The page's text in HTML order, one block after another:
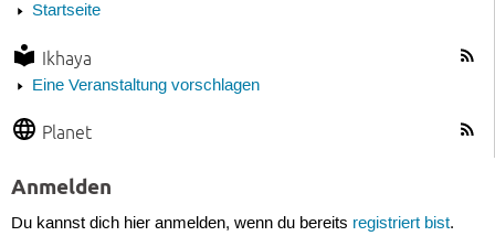
Startseite
Ikhaya
Eine Veranstaltung vorschlagen
Planet
Anmelden
Du kannst dich hier anmelden, wenn du bereits registriert bist.